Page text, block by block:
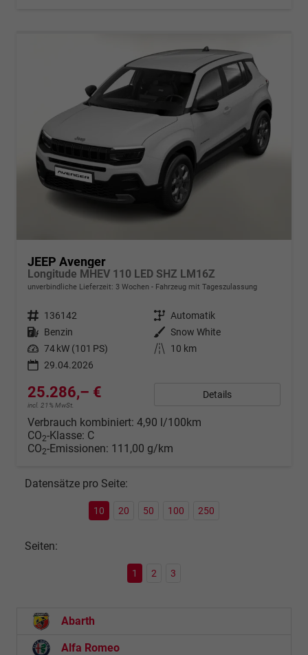
JEEP Avenger
Longitude MHEV 110 LED SHZ LM16Z
unverbindliche Lieferzeit: 3 Wochen Fahrzeug mit Tageszulassung
Fahrzeugnr. 136142 Getriebe Automatik
Kraftstoff Benzin Außenfarbe Snow White
Leistung 74 kW (101 PS) Kilometerstand
10 km
29.04.2026
25.286,– €
incl. 21% MwSt.
Details
Verbrauch kombiniert: 4,90 l/100km
CO2-Klasse: C
CO2-Emissionen: 111,00 g/km
Datensätze pro Seite:
10 20 50 100 250
Seiten:
1 2 3
Abarth
Alfa Romeo